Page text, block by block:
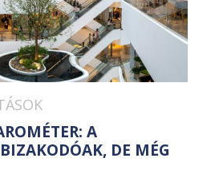
A
DE MÉG